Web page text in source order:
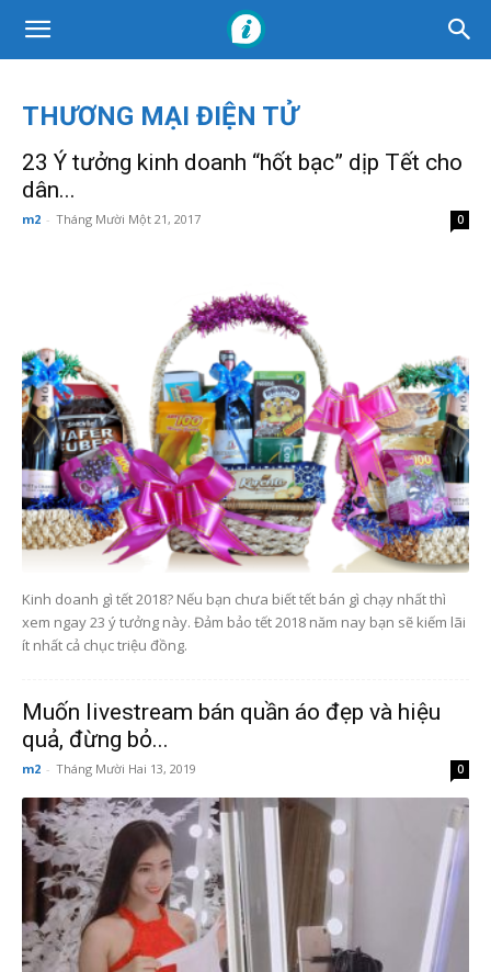
THƯƠNG MẠI ĐIỆN TỬ
23 Ý tưởng kinh doanh “hốt bạc” dịp Tết cho
dân...
m2 - Tháng Mười Một 21, 2017 0
Kinh doanh gì tết 2018? Nếu bạn chưa biết tết bán gì chạy nhất thì
xem ngay 23 ý tưởng này. Đảm bảo tết 2018 năm nay bạn sẽ kiếm lãi
ít nhất cả chục triệu đồng.
Muốn livestream bán quần áo đẹp và hiệu
quả, đừng bỏ...
m2 - Tháng Mười Hai 13, 2019 0